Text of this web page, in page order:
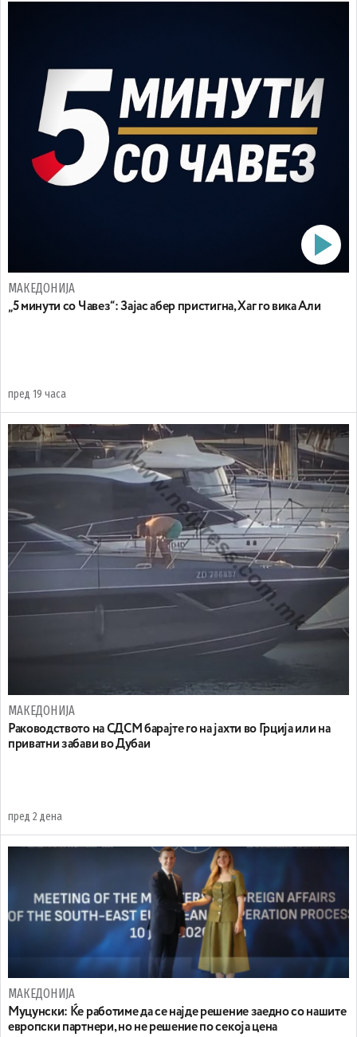
МАКЕДОНИЈА
„5 минути со Чавез“: Зајас абер пристигна, Хаг го вика Али
пред 19 часа
МАКЕДОНИЈА
Раководството на СДСМ барајте го на јахти во Грција или на
приватни забави во Дубаи
пред 2 дена
МАКЕДОНИЈА
Муцунски: Ќе работиме да се најде решение заедно со нашите
европски партнери, но не решение по секоја цена